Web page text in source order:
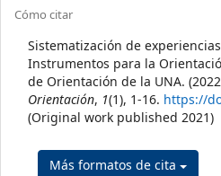
Cómo citar
Sistematización de
Instrumentos para la
de Orientación de la UNA.
Orientación, 1(1), 1-16. https://
(Original work published 2021)
Más formatos de cita